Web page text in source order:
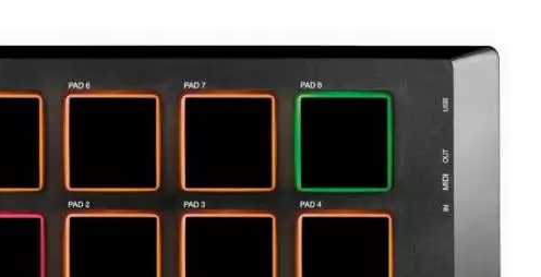
Betriebsart:USB
Hersteller:
R4CXULE4L